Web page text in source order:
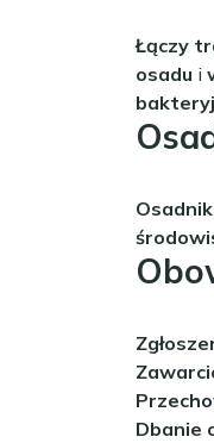
Łączy
osadu i
Dbanie